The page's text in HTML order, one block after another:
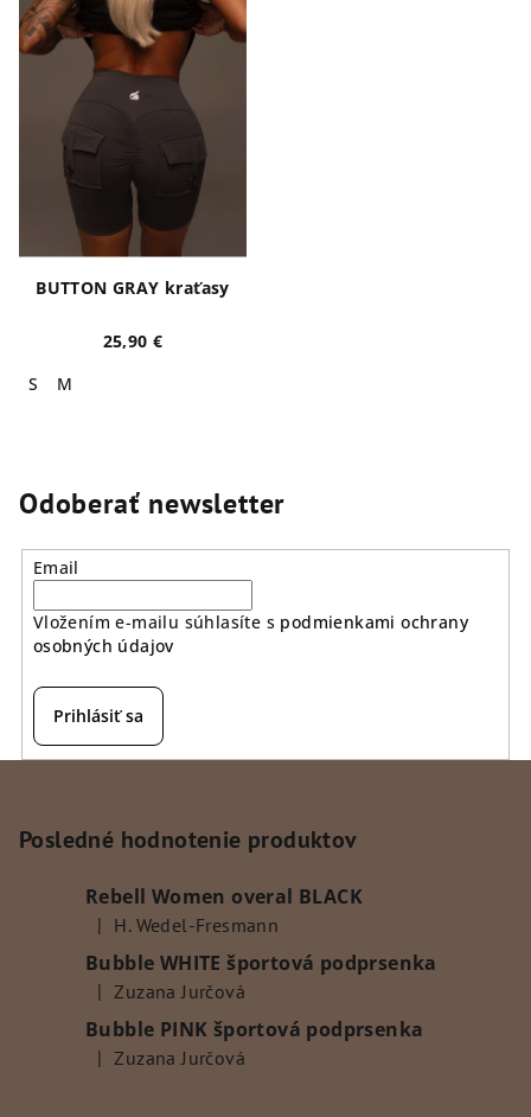
BUTTON GRAY kraťasy
25,90 €
S
M
Odoberať newsletter
Email
Vložením e-mailu súhlasíte s podmienkami ochrany
osobných údajov
Prihlásiť sa
Posledné hodnotenie produktov
Rebell Women overal BLACK
Hodnotenie produktu je 5 z 5 hviezdičiek.
| H. Wedel-Fresmann
Bubble WHITE športová podprsenka
Hodnotenie produktu je 5 z 5 hviezdičiek.
| Zuzana Jurčová
Bubble PINK športová podprsenka
Hodnotenie produktu je 5 z 5 hviezdičiek.
| Zuzana Jurčová